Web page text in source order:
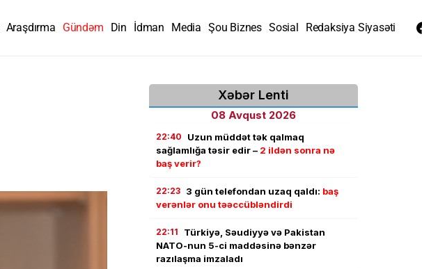
Araşdırma Gündəm Din İdman Media Şou Biznes Sosial Redaksiya Siyasəti
Xəbər Lenti
08 Avqust 2026
22:40
Uzun müddət tək qalmaq
sağlamlığa təsir edir – 2 ildən sonra nə
baş verir?
22:23 3 gün telefondan uzaq qaldı: baş
verənlər onu təəccübləndirdi
22:11
Türkiyə, Səudiyyə və Pakistan
NATO-nun 5-ci maddəsinə bənzər
razılaşma imzaladı